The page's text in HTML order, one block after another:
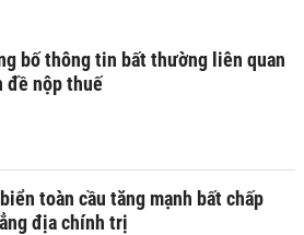
bố thông tin bất thường liên quan
đề nộp thuế
toàn cầu tăng mạnh bất chấp
địa chính trị